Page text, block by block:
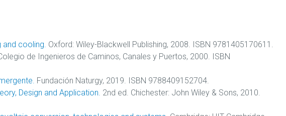
and cooling. Oxford: Wiley-Blackwell Publishing, 2008. ISBN 9781405170611.
de Ingenieros de Caminos, Canales y Puertos, 2000. ISBN
Fundación Naturgy, 2019. ISBN 9788409152704.
Design and Application. 2nd ed. Chichester: John Wiley & Sons, 2010.